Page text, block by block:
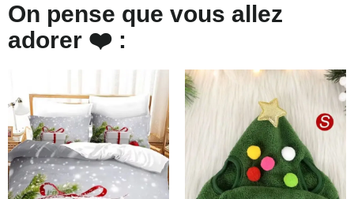
On pense que vous allez
adorer ❤️ :